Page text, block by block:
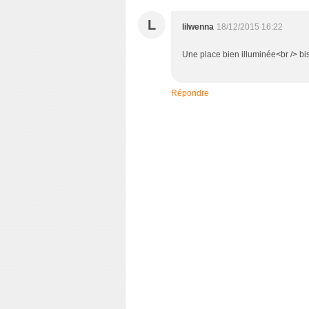
L lilwenna 18/12/2015 16:22
Une place bien illuminée<br />
Répondre